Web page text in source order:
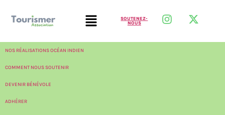
SOUTENEZ-
NOUS
NOS RÉALISATIONS OCÉAN INDIEN
COMMENT NOUS SOUTENIR
DEVENIR BÉNÉVOLE
ADHÉRER